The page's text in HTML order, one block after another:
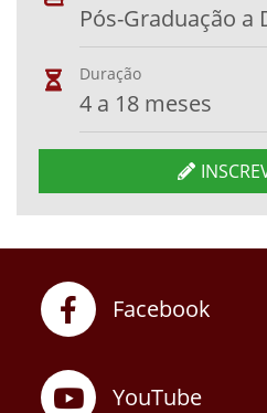
Pós-Graduação a
Duração
4 a 18 meses
Facebook
YouTube